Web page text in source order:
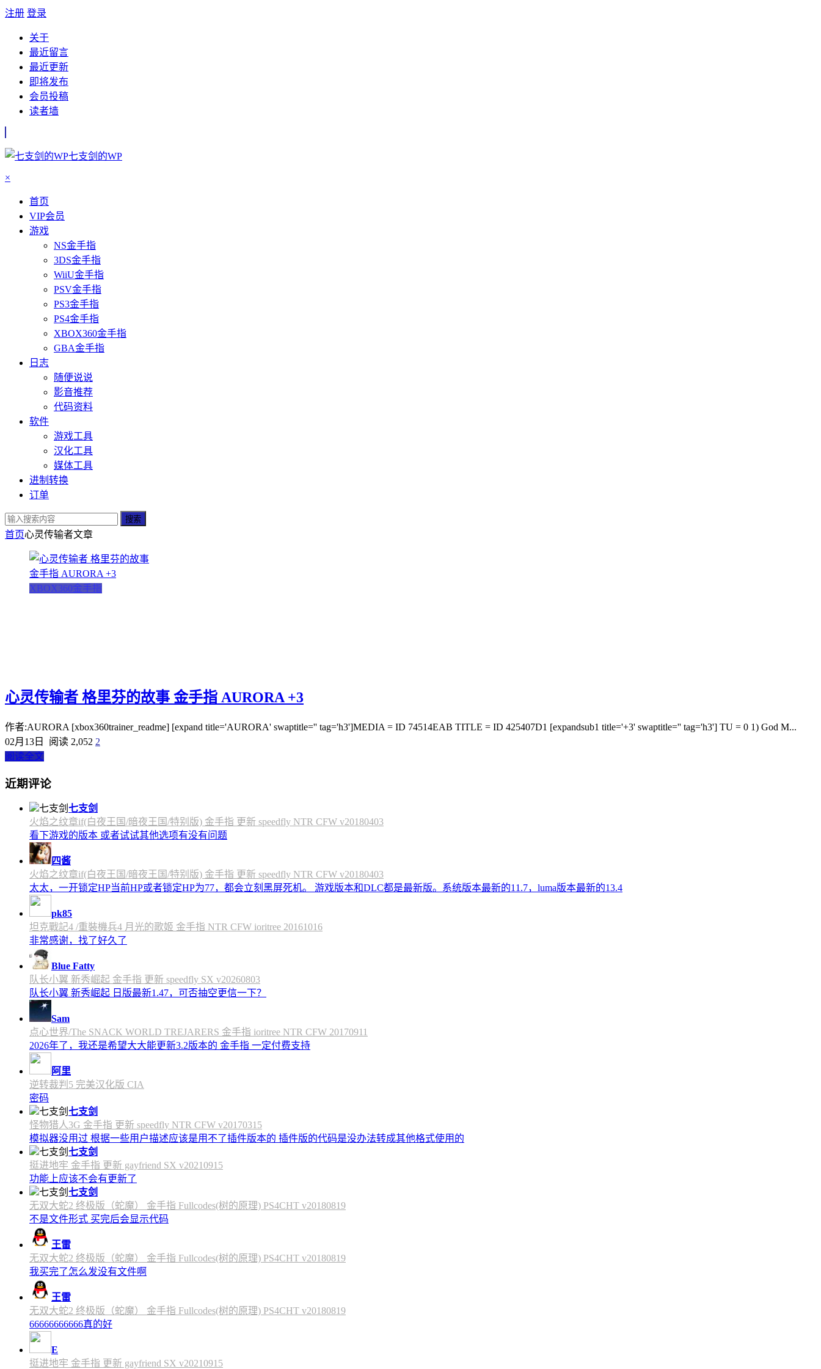
注册 登录
关于
最近留言
最近更新
即将发布
会员投稿
读者墙
七支剑的WP
×
首页
VIP会员
游戏
NS金手指
3DS金手指
WiiU金手指
PSV金手指
PS3金手指
PS4金手指
XBOX360金手指
GBA金手指
日志
随便说说
影音推荐
代码资料
软件
游戏工具
汉化工具
媒体工具
进制转换
订单
搜索
首页心灵传输者文章
XBOX360金手指
心灵传输者 格里芬的故事 金手指 AURORA +3
作者:AURORA [xbox360trainer_readme] [expand title='AURORA' swaptitle='' tag='h3']MEDIA = ID 74514EAB TITLE = ID 425407D1 [expandsub1 title='+3' swaptitle='' tag='h3'] TU = 0 1) God M...
02月13日
阅读 2,052 2
阅读全文
近期评论
七支剑
火焰之纹章if(白夜王国/暗夜王国/特别版) 金手指 更新 speedfly NTR CFW v20180403
看下游戏的版本 或者试试其他选项有没有问题
四酱
火焰之纹章if(白夜王国/暗夜王国/特别版) 金手指 更新 speedfly NTR CFW v20180403
太太，一开锁定HP当前HP或者锁定HP为77，都会立刻黑屏死机。 游戏版本和DLC都是最新版。系统版本最新的11.7，luma版本最新的13.4
pk85
坦克戰記4 /重裝機兵4 月光的歌姬 金手指 NTR CFW ioritree 20161016
非常感谢，找了好久了
Blue Fatty
队长小翼 新秀崛起 金手指 更新 speedfly SX v20260803
队长小翼 新秀崛起 日版最新1.47，可否抽空更信一下？
Sam
点心世界/The SNACK WORLD TREJARERS 金手指 ioritree NTR CFW 20170911
2026年了，我还是希望大大能更新3.2版本的 金手指 一定付费支持
阿里
逆转裁判5 完美汉化版 CIA
密码
七支剑
怪物猎人3G 金手指 更新 speedfly NTR CFW v20170315
模拟器没用过 根据一些用户描述应该是用不了插件版本的 插件版的代码是没办法转成其他格式使用的
七支剑
挺进地牢 金手指 更新 gayfriend SX v20210915
功能上应该不会有更新了
七支剑
无双大蛇2 终极版（蛇魔） 金手指 Fullcodes(树的原理) PS4CHT v20180819
不是文件形式 买完后会显示代码
王雷
无双大蛇2 终极版（蛇魔） 金手指 Fullcodes(树的原理) PS4CHT v20180819
我买完了怎么发没有文件啊
王雷
无双大蛇2 终极版（蛇魔） 金手指 Fullcodes(树的原理) PS4CHT v20180819
66666666666真的好
E
挺进地牢 金手指 更新 gayfriend SX v20210915